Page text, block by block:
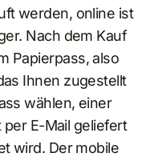
werden, online ist
Nach dem Kauf
Papierpass, also
Ihnen zugestellt
wählen, einer
E-Mail geliefert
wird. Der mobile